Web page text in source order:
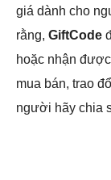
giá dành cho
rằng, GiftCode
hoặc nhận
mua bán, trao
người hãy chia